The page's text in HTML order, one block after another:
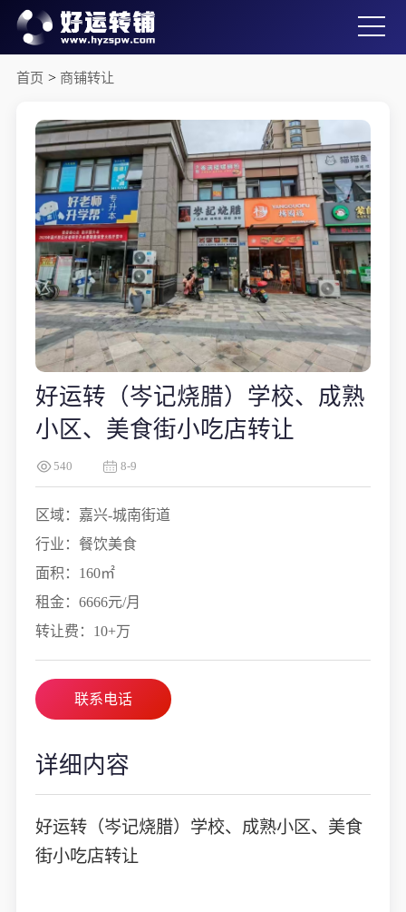
首页 > 商铺转让
好运转（岑记烧腊）学校、成熟
小区、美食街小吃店转让
540 8-9
区域：嘉兴-城南街道
行业：餐饮美食
面积：160㎡
租金：6666元/月
转让费：10+万
联系电话
详细内容
好运转（岑记烧腊）学校、成熟小区、美食
街小吃店转让